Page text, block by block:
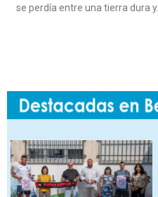
se perdía entre una tierra dura y…